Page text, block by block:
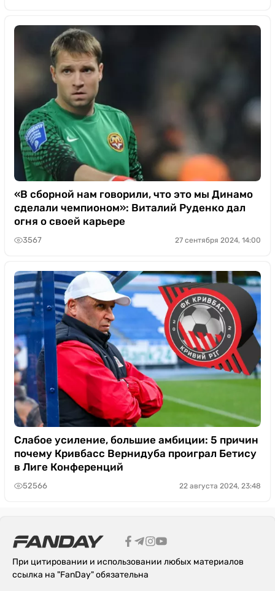
«В сборной нам говорили, что это мы Динамо
сделали чемпионом»: Виталий Руденко дал
огня о своей карьере
3567 27 сентября 2024, 14:00
Слабое усиление, большие амбиции: 5 причин
почему Кривбасс Вернидуба проиграл Бетису
в Лиге Конференций
52566 22 августа 2024, 23:48
При цитировании и использовании любых материалов
ссылка на "FanDay" обязательна